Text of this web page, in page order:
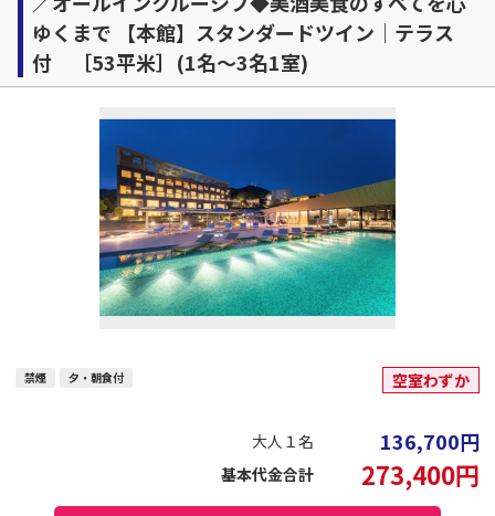
ゆくまで 【本館】スタンダードツイン｜テラス
付 ［53平米］(1名～3名1室)
禁煙 夕・朝食付 空室わずか
大人１名 136,700円
基本代金合計 273,400円